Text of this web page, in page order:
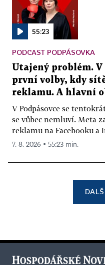
55:23
PODCAST PODPÁSOVKA
Utajený problém. V
první volby, kdy
reklamu. A hlavní
V Podpásovce se
se vůbec nemluví. Meta
reklamu na Facebooku a
7. 8. 2026 ▪ 55:23 min.